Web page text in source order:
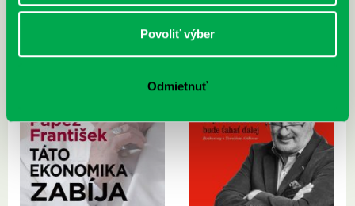
Povoliť výber
Odmietnuť